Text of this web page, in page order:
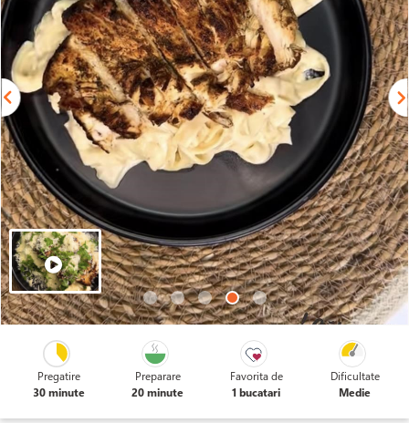
Pregatire
30 minute
Preparare
20 minute
Favorita de
1 bucatari
Dificultate
Medie